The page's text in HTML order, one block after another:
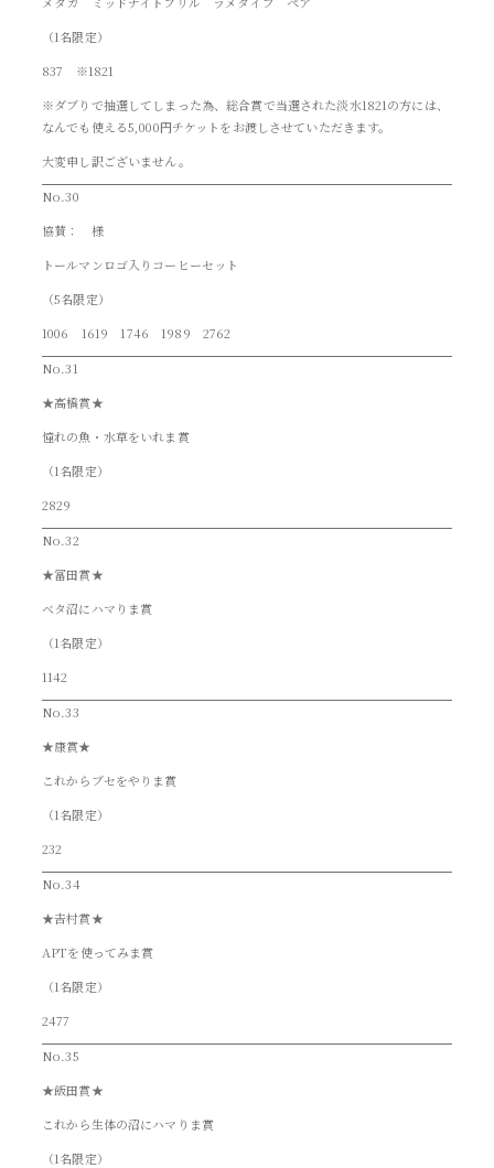
（1名限定）
837 ※1821
※ダブりで抽選してしまった為、総合賞で当選された淡水1821の方には、
なんでも使える5,000円チケットをお渡しさせていただきます。
大変申し訳ございません。
No.30
協賛： 様
トールマンロゴ入りコーヒーセット
（5名限定）
1006 1619 1746 1989 2762
No.31
★高橋賞★
憧れの魚・水草をいれま賞
（1名限定）
2829
No.32
★冨田賞★
ベタ沼にハマりま賞
（1名限定）
1142
No.33
★康賞★
これからブセをやりま賞
（1名限定）
232
No.34
★𠮷村賞★
APTを使ってみま賞
（1名限定）
2477
No.35
★飯田賞★
これから生体の沼にハマりま賞
（1名限定）